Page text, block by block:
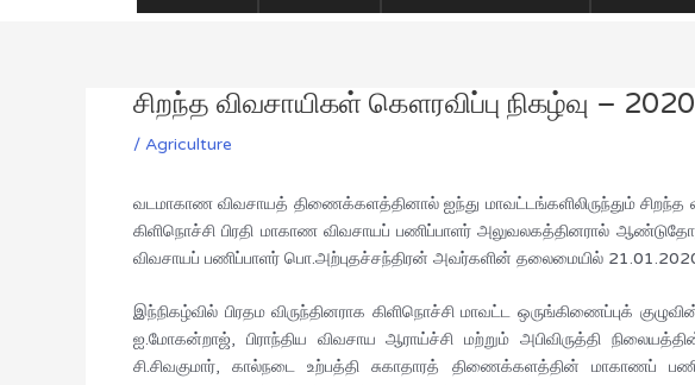
சிறந்த விவசாயிகள் கௌரவிப்பு நிகழ்வு – 2020
/ Agriculture
வடமாகாண விவசாயத் திணைக்களத்தினால் ஐந்து மாவட்டங்களிலிருந்தும்
கிளிநொச்சி பிரதி மாகாண விவசாயப் பணிப்பாளர் அலுவலகத்தினரால்
விவசாயப் பணிப்பாளர் பொ.அற்புதச்சந்திரன் அவர்களின் தலைமையில்
இந்நிகழ்வில் பிரதம விருந்தினராக கிளிநொச்சி மாவட்ட ஒருங்கிணைப்புக்
ஐ.மோகன்றாஜ், பிராந்திய விவசாய ஆராய்ச்சி மற்றும் அபிவிருத்தி
சி.சிவகுமார், கால்நடை உற்பத்தி சுகாதாரத் திணைக்களத்தின் மாகாணப்
Post